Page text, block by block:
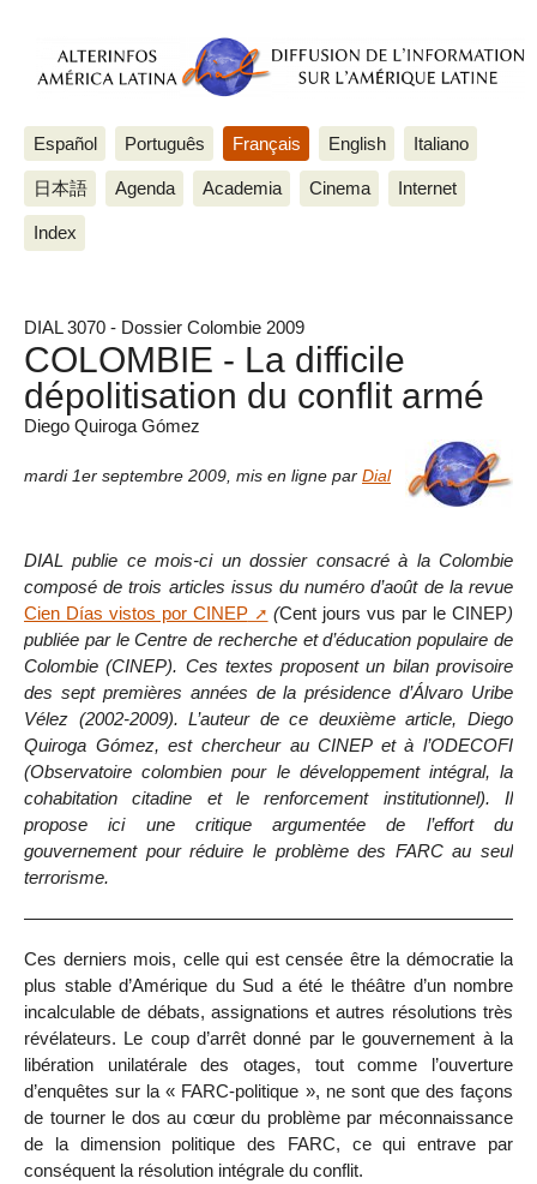
Español Português Français English Italiano
日本語 Agenda Academia Cinema Internet
Index
DIAL 3070 - Dossier Colombie 2009
COLOMBIE - La difficile
dépolitisation du conflit armé
Diego Quiroga Gómez
mardi 1er septembre 2009 mis en ligne par Dial
DIAL publie ce mois-ci un dossier consacré à la Colombie
composé de trois articles issus du numéro d’août de la revue
Cien Días vistos por CINEP
(Cent jours vus par le CINEP)
publiée par le Centre de recherche et d’éducation populaire de
Colombie (CINEP). Ces textes proposent un bilan provisoire
des sept premières années de la présidence d’Álvaro Uribe
Vélez (2002-2009). L’auteur de ce deuxième article, Diego
Quiroga Gómez, est chercheur au CINEP et à l’ODECOFI
(Observatoire colombien pour le développement intégral, la
cohabitation citadine et le renforcement institutionnel). Il
propose ici une critique argumentée de l’effort du
gouvernement pour réduire le problème des FARC au seul
terrorisme.
Ces derniers mois, celle qui est censée être la démocratie la
plus stable d’Amérique du Sud a été le théâtre d’un nombre
incalculable de débats, assignations et autres résolutions très
révélateurs. Le coup d’arrêt donné par le gouvernement à la
libération unilatérale des otages, tout comme l’ouverture
d’enquêtes sur la « FARC-politique », ne sont que des façons
de tourner le dos au cœur du problème par méconnaissance
de la dimension politique des FARC, ce qui entrave par
conséquent la résolution intégrale du conflit.